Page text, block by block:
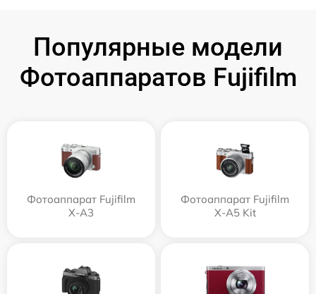
Популярные модели
Фотоаппаратов Fujifilm
Фотоаппарат Fujifilm
X-A3
Фотоаппарат Fujifilm
X-A5 Kit